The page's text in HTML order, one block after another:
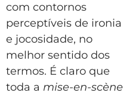
com contornos
perceptíveis de ironia
e jocosidade, no
melhor sentido dos
termos. É claro que
toda a mise-en-scène